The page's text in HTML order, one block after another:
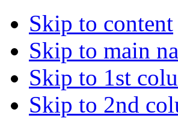
Skip to content
Skip to main
Skip to 1st
Skip to 2nd